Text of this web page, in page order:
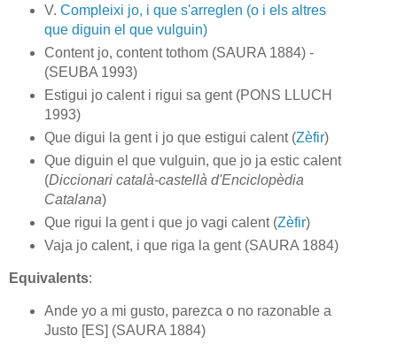
V. Compleixi jo, i que s'arreglen (o i els altres
que diguin el que vulguin)
Content jo, content tothom (SAURA 1884) -
(SEUBA 1993)
Estigui jo calent i rigui sa gent (PONS LLUCH
1993)
Que digui la gent i jo que estigui calent (Zèfir)
Que diguin el que vulguin, que jo ja estic calent
(Diccionari català-castellà d'Enciclopèdia
Catalana)
Que rigui la gent i que jo vagi calent (Zèfir)
Vaja jo calent, i que riga la gent (SAURA 1884)
Equivalents:
Ande yo a mi gusto, parezca o no razonable a
Justo [ES] (SAURA 1884)